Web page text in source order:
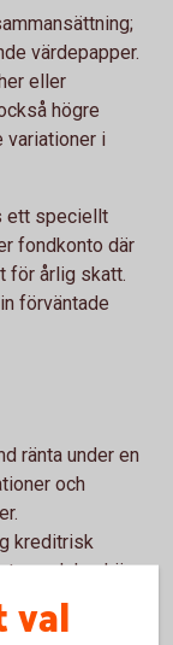
värdepapper.
eller
högre
variationer i
ett speciellt
fondkonto där
för årlig skatt.
förväntade
ränta under en
och
kreditrisk
och har högre
val